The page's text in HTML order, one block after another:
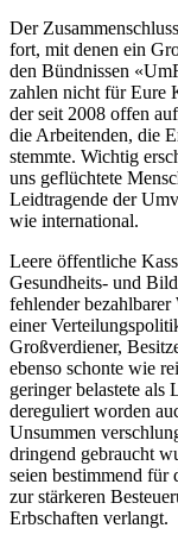
Der
fort, mit denen ein
den Bündnissen
zahlen nicht für Eure
der seit 2008 offen
die Arbeitenden, die
stemmte. Wichtig
uns geflüchtete
Leidtragende der
wie international.
Leere öffentliche
Gesundheits- und
fehlender
einer
Großverdiener,
ebenso schonte wie
geringer belastete als
dereguliert worden
Unsummen
dringend gebraucht
seien bestimmend
zur stärkeren
Erbschaften verlangt.